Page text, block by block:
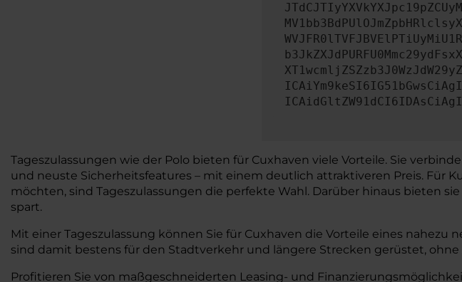
Tageszulassungen wie der Polo bieten für Cuxhaven viele Vorteile. Sie
und neuste Sicherheitsfeatures – mit einem deutlich attraktiveren Preis. Für
möchten, sind Tageszulassungen die perfekte Wahl. Darüber hinaus bieten
spart.
Mit einer Tageszulassung können Sie für Cuxhaven die Vorteile eines
sind damit bestens für den Stadtverkehr und längere Strecken gerüstet,
Profitieren Sie von maßgeschneiderten Leasing- und